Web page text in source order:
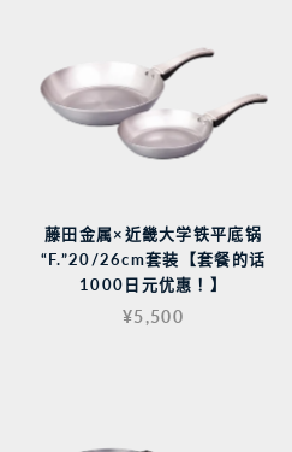
藤田金属×近畿大学铁平底锅
“F.”20/26cm套装【套餐的话
1000日元优惠！】
¥5,500